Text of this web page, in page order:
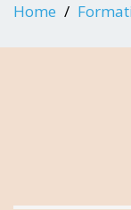
Home